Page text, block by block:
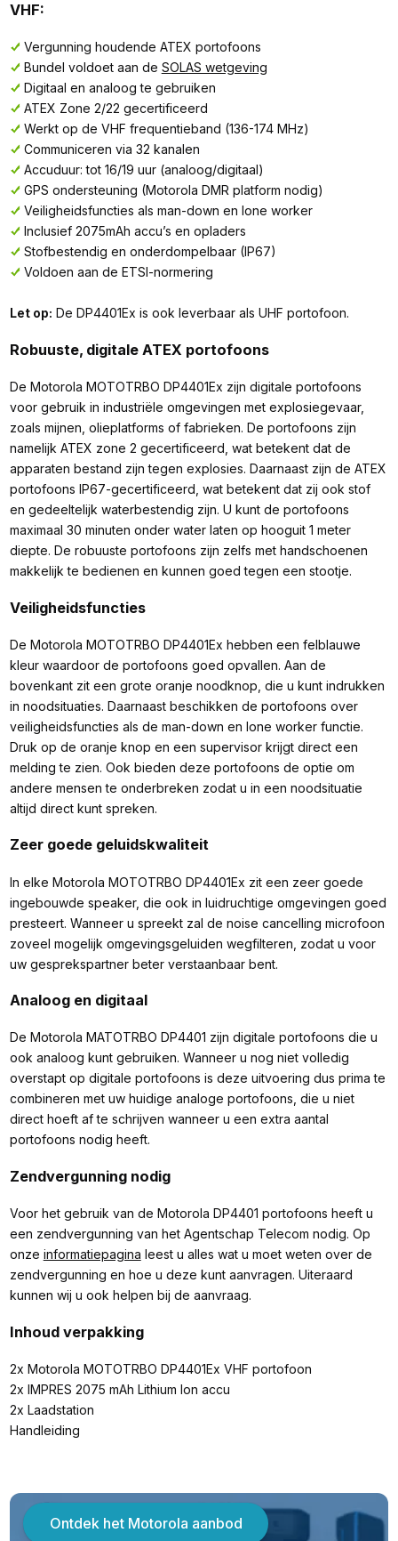
VHF:
Vergunning houdende ATEX portofoons
Bundel voldoet aan de SOLAS wetgeving
Digitaal en analoog te gebruiken
ATEX Zone 2/22 gecertificeerd
Werkt op de VHF frequentieband (136-174 MHz)
Communiceren via 32 kanalen
Accuduur: tot 16/19 uur (analoog/digitaal)
GPS ondersteuning (Motorola DMR platform nodig)
Veiligheidsfuncties als man-down en lone worker
Inclusief 2075mAh accu’s en opladers
Stofbestendig en onderdompelbaar (IP67)
Voldoen aan de ETSI-normering
Let op: De DP4401Ex is ook leverbaar als UHF portofoon.
Robuuste, digitale ATEX portofoons
De Motorola MOTOTRBO DP4401Ex zijn digitale portofoons
voor gebruik in industriële omgevingen met explosiegevaar,
zoals mijnen, olieplatforms of fabrieken. De portofoons zijn
namelijk ATEX zone 2 gecertificeerd, wat betekent dat de
apparaten bestand zijn tegen explosies. Daarnaast zijn de ATEX
portofoons IP67-gecertificeerd, wat betekent dat zij ook stof
en gedeeltelijk waterbestendig zijn. U kunt de portofoons
maximaal 30 minuten onder water laten op hooguit 1 meter
diepte. De robuuste portofoons zijn zelfs met handschoenen
makkelijk te bedienen en kunnen goed tegen een stootje.
Veiligheidsfuncties
De Motorola MOTOTRBO DP4401Ex hebben een felblauwe
kleur waardoor de portofoons goed opvallen. Aan de
bovenkant zit een grote oranje noodknop, die u kunt indrukken
in noodsituaties. Daarnaast beschikken de portofoons over
veiligheidsfuncties als de man-down en lone worker functie.
Druk op de oranje knop en een supervisor krijgt direct een
melding te zien. Ook bieden deze portofoons de optie om
andere mensen te onderbreken zodat u in een noodsituatie
altijd direct kunt spreken.
Zeer goede geluidskwaliteit
In elke Motorola MOTOTRBO DP4401Ex zit een zeer goede
ingebouwde speaker, die ook in luidruchtige omgevingen goed
presteert. Wanneer u spreekt zal de noise cancelling microfoon
zoveel mogelijk omgevingsgeluiden wegfilteren, zodat u voor
uw gesprekspartner beter verstaanbaar bent.
Analoog en digitaal
De Motorola MATOTRBO DP4401 zijn digitale portofoons die u
ook analoog kunt gebruiken. Wanneer u nog niet volledig
overstapt op digitale portofoons is deze uitvoering dus prima te
combineren met uw huidige analoge portofoons, die u niet
direct hoeft af te schrijven wanneer u een extra aantal
portofoons nodig heeft.
Zendvergunning nodig
Voor het gebruik van de Motorola DP4401 portofoons heeft u
een zendvergunning van het Agentschap Telecom nodig. Op
onze informatiepagina leest u alles wat u moet weten over de
zendvergunning en hoe u deze kunt aanvragen. Uiteraard
kunnen wij u ook helpen bij de aanvraag.
Inhoud verpakking
2x Motorola MOTOTRBO DP4401Ex VHF portofoon
2x IMPRES 2075 mAh Lithium Ion accu
2x Laadstation
Handleiding
Ontdek het Motorola aanbod